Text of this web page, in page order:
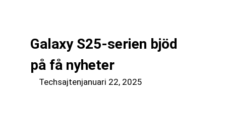
Galaxy S25-serien bjöd
på få nyheter
Techsajtenjanuari 22, 2025